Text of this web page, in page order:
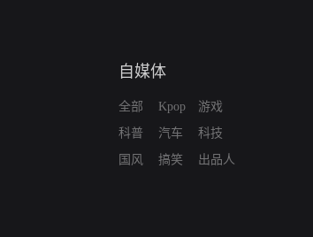
自媒体
全部
科普
国风
Kpop
汽车
搞笑
游戏
科技
出品人